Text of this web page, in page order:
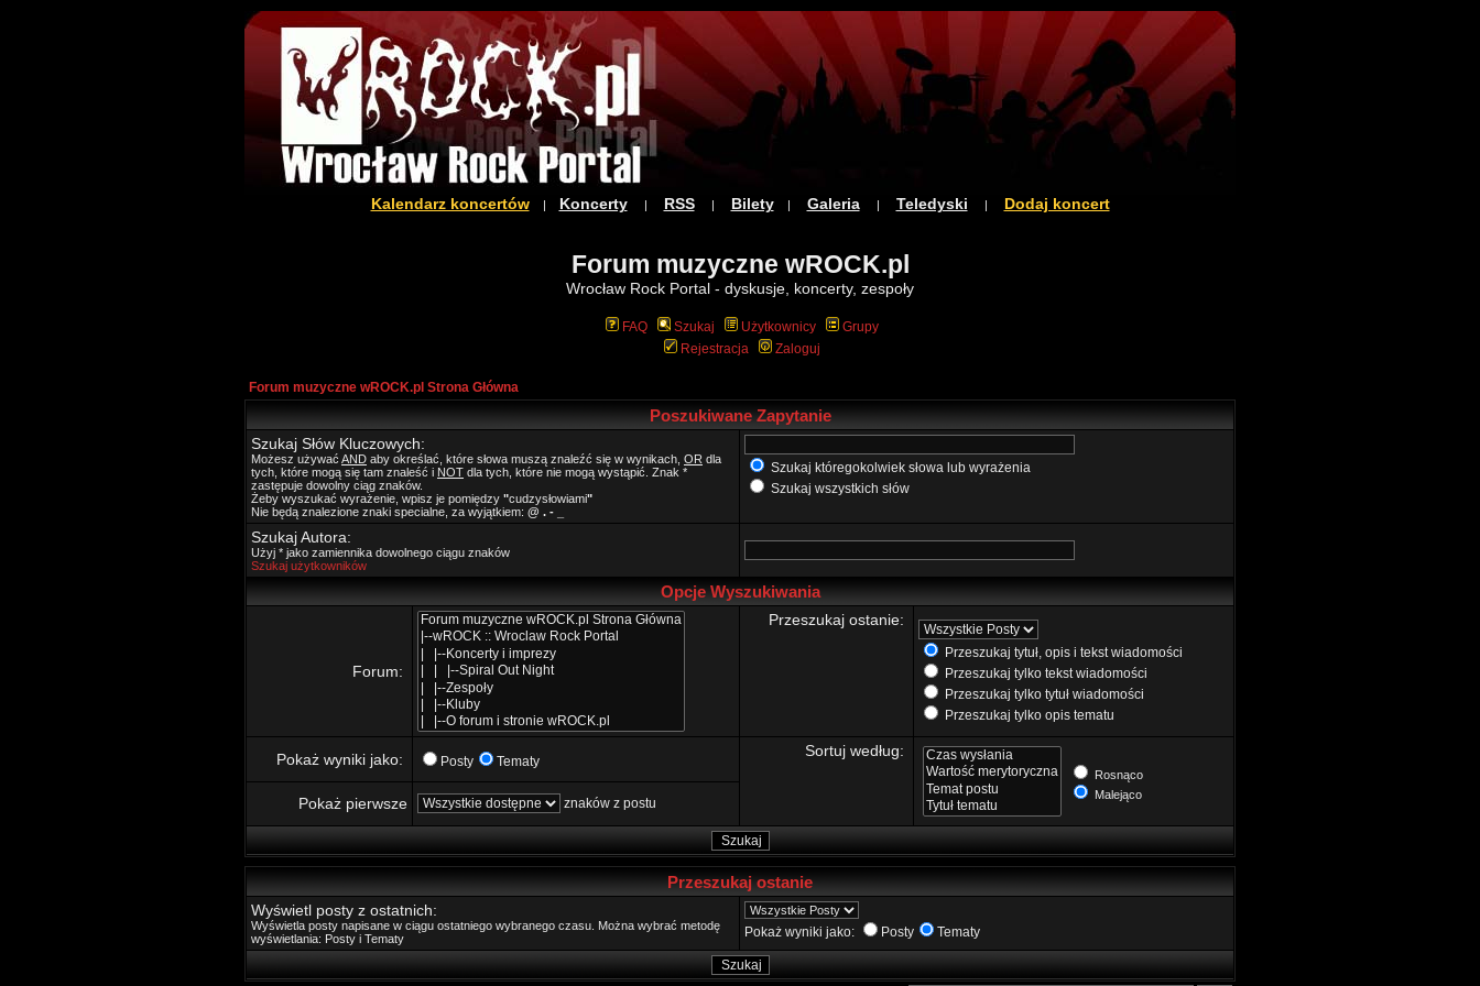
Kalendarz koncertów| Koncerty| RSS| Bilety| Galeria| Teledyski | Dodaj koncert
Forum muzyczne wROCK.pl
Wrocław Rock Portal - dyskusje, koncerty, zespoły
FAQ Szukaj Użytkownicy
Grupy
Rejestracja
Zaloguj
Forum muzyczne wROCK.pl Strona Główna
Poszukiwane Zapytanie
Szukaj Słów Kluczowych:
Możesz używać AND aby określać, które słowa muszą znaleźć się w wynikach, OR dla
tych, które mogą się tam znaleść i NOT dla tych, które nie mogą wystąpić. Znak *
zastępuje dowolny ciąg znaków.
Żeby wyszukać wyrażenie, wpisz je pomiędzy "cudzysłowiami"
Nie będą znalezione znaki specialne, za wyjątkiem: @ . - _
Szukaj któregokolwiek słowa lub wyrażenia
Szukaj wszystkich słów
Szukaj Autora:
Użyj * jako zamiennika dowolnego ciągu znaków
Szukaj użytkowników
Opcje Wyszukiwania
Forum:
Przeszukaj ostanie:
Przeszukaj tytuł, opis i tekst wiadomości
Przeszukaj tylko tekst wiadomości
Przeszukaj tylko tytuł wiadomości
Przeszukaj tylko opis tematu
Pokaż wyniki jako: Posty Tematy
Sortuj według:
Rosnąco
Malejąco
Pokaż pierwsze znaków z postu
Przeszukaj ostanie
Wyświetl posty z ostatnich:
Wyświetla posty napisane w ciągu ostatniego wybranego czasu. Można wybrać metodę
wyświetlania: Posty i Tematy
Pokaż wyniki jako: Posty Tematy